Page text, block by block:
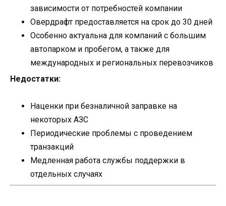
зависимости от потребностей компании
Овердрафт предоставляется на срок до 30 дней
Особенно актуальна для компаний с большим
автопарком и пробегом, а также для
международных и региональных перевозчиков
Недостатки:
Наценки при безналичной заправке на
некоторых АЗС
Периодические проблемы с проведением
транзакций
Медленная работа службы поддержки в
отдельных случаях